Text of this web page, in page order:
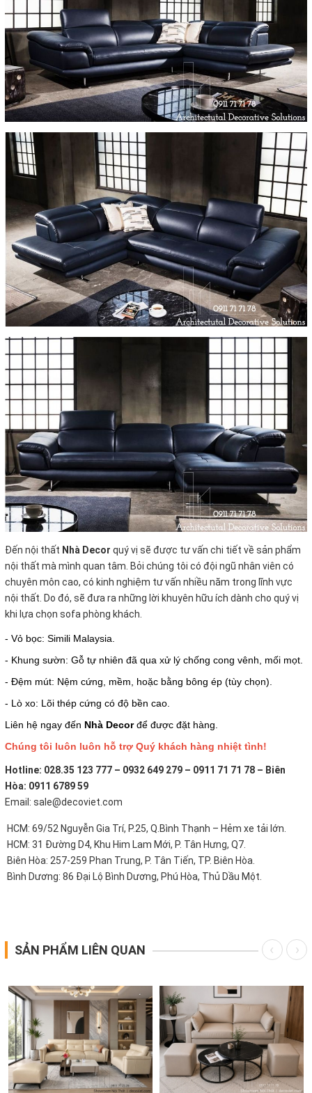
Đến nội thất Nhà Decor quý vị sẽ được tư vấn chi tiết về sản phẩm
nội thất mà mình quan tâm. Bỏi chúng tôi có đội ngũ nhân viên có
chuyên môn cao, có kinh nghiệm tư vấn nhiều năm trong lĩnh vực
nội thất. Do đó, sẽ đưa ra những lời khuyên hữu ích dành cho quý vị
khi lựa chọn sofa phòng khách.
- Vỏ bọc: Simili Malaysia.
- Khung sườn: Gỗ tự nhiên đã qua xử lý chống cong vênh, mối mọt.
- Đệm mút: Nệm cứng, mềm, hoặc bằng bông ép (tùy chọn).
- Lò xo: Lõi thép cứng có độ bền cao.
Liên hệ ngay đến Nhà Decorđể được đặt hàng.
Chúng tôi luôn luôn hỗ trợ Quý khách hàng nhiệt tình!
Hotline: 028.35 123 777 – 0932 649 279 – 0911 71 71 78 – Biên
Hòa: 0911 6789 59
Email: sale@decoviet.com
HCM: 69/52 Nguyễn Gia Trí, P.25, Q.Bình Thạnh – Hẻm xe tải lớn.
HCM: 31 Đường D4, Khu Him Lam Mới, P. Tân Hưng, Q7.
Biên Hòa: 257-259 Phan Trung, P. Tân Tiến, TP. Biên Hòa.
Bình Dương: 86 Đại Lộ Bình Dương, Phú Hòa, Thủ Dầu Một.
SẢN PHẨM LIÊN QUAN